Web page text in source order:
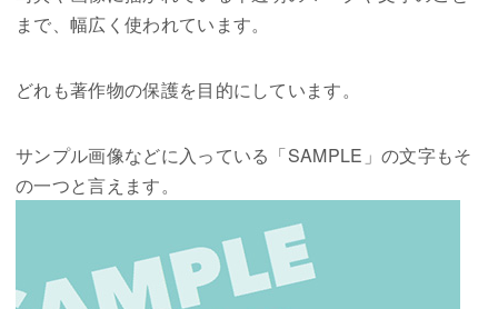
まで、幅広く使われています。
どれも著作物の保護を目的にしています。
サンプル画像などに入っている「SAMPLE」の文字もそ
の一つと言えます。